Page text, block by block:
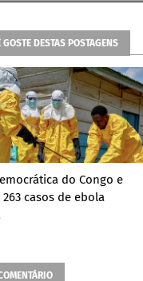
GOSTE DESTAS POSTAGENS
do Congo e
casos de ebola